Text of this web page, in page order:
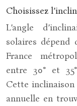
Choisissez
L’angle
solaires dépend
France
entre 30° et
Cette
annuelle en